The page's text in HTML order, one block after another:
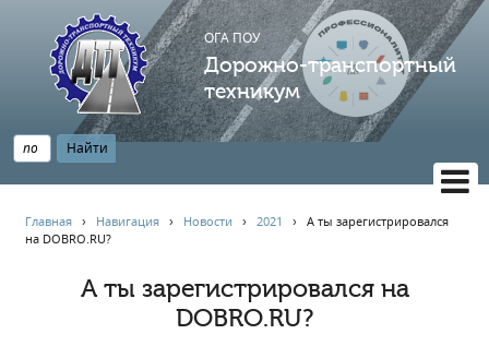
ОГА ПОУ
Дорожно-транспортный
техникум
НАВИГАЦИЯ
Главная
Профессионалитет
Главная › Навигация › Новости ›2021 ›А ты зарегистрировался
на DOBRO.RU?
А ты зарегистрировался на
DOBRO.RU?